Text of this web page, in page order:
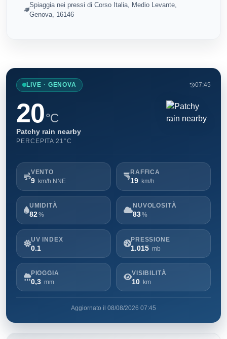
Spiaggia nei pressi di Corso Italia, Medio Levante,
Genova, 16146
LIVE · GENOVA 07:45
20°C
Patchy rain nearby
PERCEPITA 21°C
VENTO
9 km/h NNE
RAFFICA
19 km/h
UMIDITÀ
82 %
NUVOLOSITÀ
83%
UV INDEX
0.1
PRESSIONE
1.015 mb
PIOGGIA
0,3 mm
VISIBILITÀ
10 km
Aggiornato il 08/08/2026 07:45